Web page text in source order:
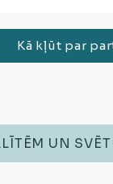
Operatīvā atmiņa, Putekļu
Kā kļūt par
UN